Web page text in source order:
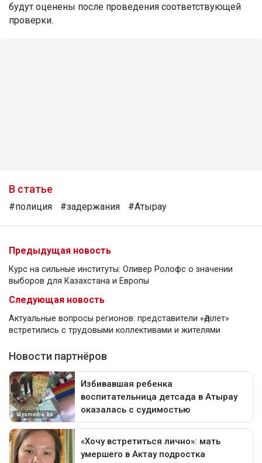
будут оценены после проведения соответствующей
проверки.
В статье
#полиция #задержания #Атырау
Предыдущая новость
Курс на сильные институты: Оливер Ролофс о значении
выборов для Казахстана и Европы
Следующая новость
Актуальные вопросы регионов: представители «Әділет»
встретились с трудовыми коллективами и жителями